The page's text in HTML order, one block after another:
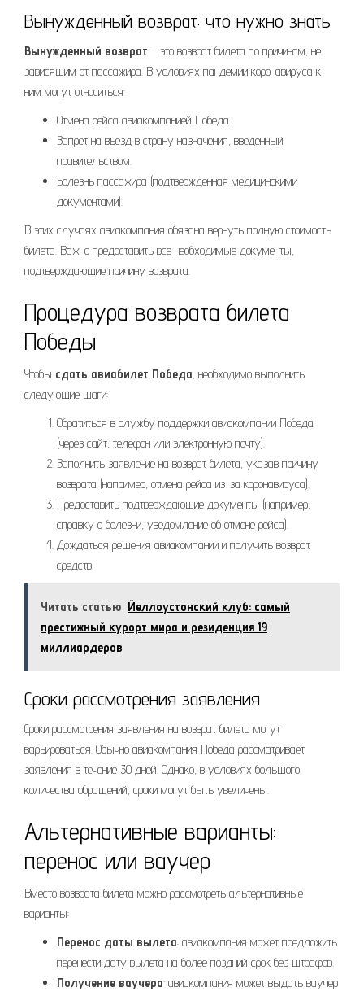
Вынужденный возврат: что нужно знать
Вынужденный возврат – это возврат билета по причинам, не
зависящим от пассажира. В условиях пандемии коронавируса к
ним могут относиться:
Отмена рейса авиакомпанией Победа.
Запрет на въезд в страну назначения, введенный
правительством.
Болезнь пассажира (подтвержденная медицинскими
документами).
В этих случаях авиакомпания обязана вернуть полную стоимость
билета. Важно предоставить все необходимые документы,
подтверждающие причину возврата.
Процедура возврата билета
Победы
Чтобы сдать авиабилет Победа, необходимо выполнить
следующие шаги:
Обратиться в службу поддержки авиакомпании Победа
(через сайт, телефон или электронную почту).
Заполнить заявление на возврат билета, указав причину
возврата (например, отмена рейса из-за коронавируса).
Предоставить подтверждающие документы (например,
справку о болезни, уведомление об отмене рейса).
Дождаться решения авиакомпании и получить возврат
средств.
Читать статью Йеллоустонский клуб: самый
престижный курорт мира и резиденция 19
миллиардеров
Сроки рассмотрения заявления
Сроки рассмотрения заявления на возврат билета могут
варьироваться. Обычно авиакомпания Победа рассматривает
заявления в течение 30 дней. Однако, в условиях большого
количества обращений, сроки могут быть увеличены.
Альтернативные варианты:
перенос или ваучер
Вместо возврата билета можно рассмотреть альтернативные
варианты:
Перенос даты вылета: авиакомпания может предложить
перенести дату вылета на более поздний срок без штрафов.
Получение ваучера: авиакомпания может выдать ваучер